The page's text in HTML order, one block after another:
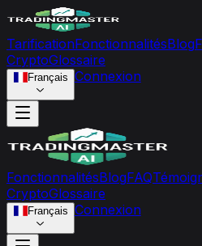
TarificationFonctionnalitésBlog
CryptoGlossaire
Français Connexion
FonctionnalitésBlogFAQ
CryptoGlossaire
Français Connexion